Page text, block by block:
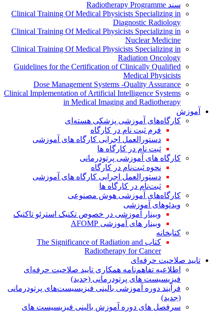
سند Radiotherapy Programme
Clinical Training Of Medical Physicists Specializing in
Diagnostic Radiology
Clinical Training Of Medical Physicists Specializing in
Nuclear Medicine
Clinical Training Of Medical Physicists Specializing in
Radiation Oncology
Guidelines for the Certification of Clinically Qualified
Medical Physicists
Dose Management Systems -Quality Assurance
Clinical Implementation of Artificial Intelligence Systems
in Medical Imaging and Radiotherapy
آموزش
کارگاه‌های آموزشی پزشکی هسته‌ای
فرم ثبت نام در کارگاه
دستورالعمل اجرایی کارگاه های آموزشی
ثبت نام در کارگاه ها
کارگاه های آموزشی پرتودرمانی
نحوه ثبت‌نام در کارگاه
دستورالعمل اجرایی کارگاه های آموزشی
ثبت‌نام در کارگاه ها
کارگاه‌های آموزشی هوش مصنوعی
ویدئوهای آموزشی
وبینار آموزشی در خصوص تکنیک استرئو تاکتیک
وبینار های آموزشی AFOMP
کتابخانه
کتاب The Significance of Radiation and
Radiotherapy for Cancer
تایید صلاحیت حرفه‌ای
اطلاعیه تفاهم‌نامه همکاری تایید صلاحیت حرفه‌ای
فیزیسیست های پرتودرمانی (جدید)
فرآیند دوره آموزشی بالینی فیزیسیست‌های پرتودرمانی
(جدید)
سرفصل های دوره آموزش بالینی فیزیسیست های